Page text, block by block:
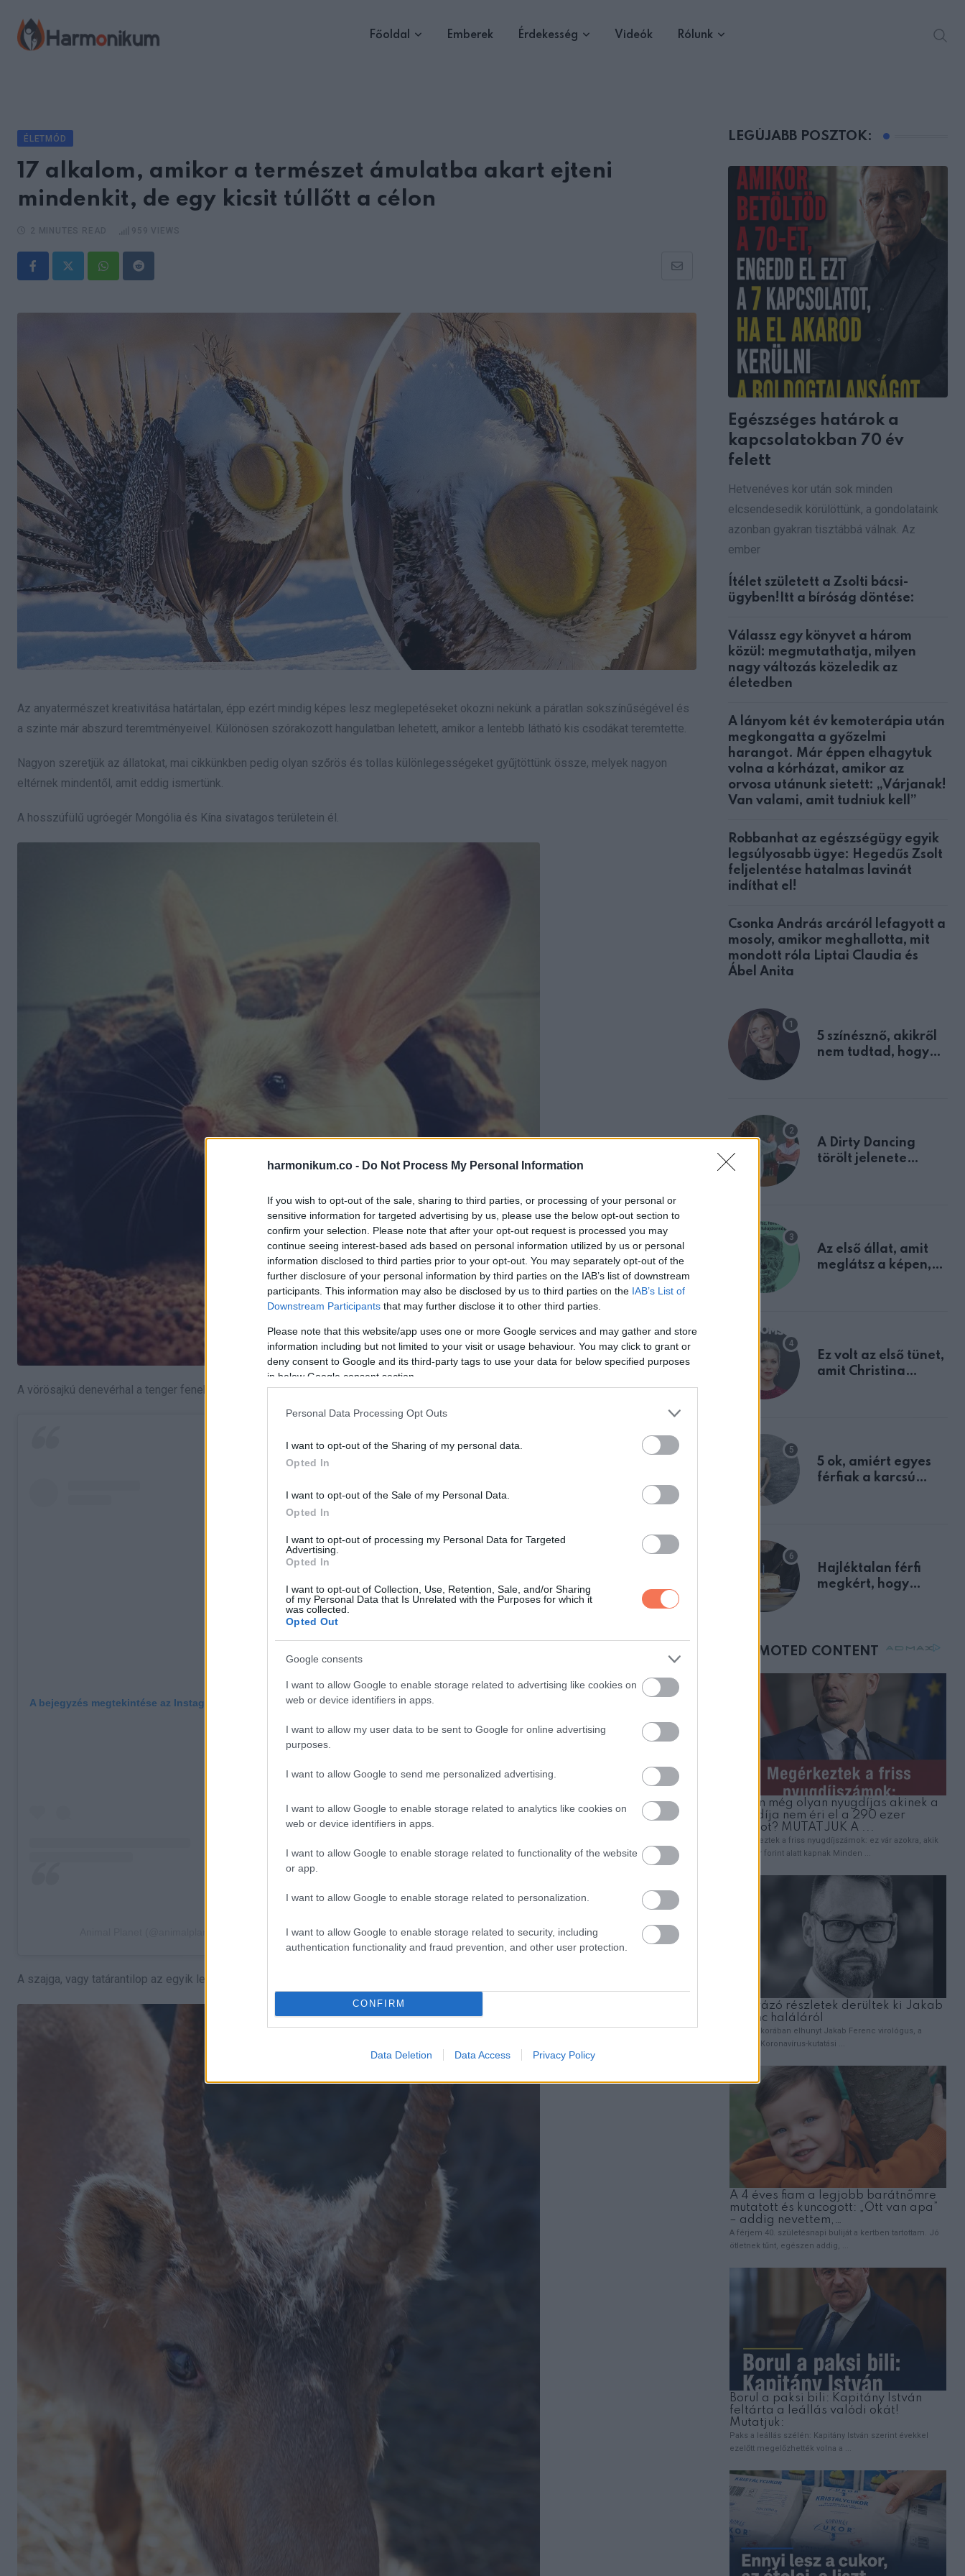
harmonikum.co - Do Not Process My Personal Information
If you wish to opt-out of the sale, sharing to third parties, or processing of your personal or
sensitive information for targeted advertising by us, please use the below opt-out section to
confirm your selection. Please note that after your opt-out request is processed you may
continue seeing interest-based ads based on personal information utilized by us or personal
information disclosed to third parties prior to your opt-out. You may separately opt-out of the
further disclosure of your personal information by third parties on the IAB’s list of downstream
participants. This information may also be disclosed by us to third parties on the IAB’s List of
Downstream Participants that may further disclose it to other third parties.
Please note that this website/app uses one or more Google services and may gather and store
information including but not limited to your visit or usage behaviour. You may click to grant or
deny consent to Google and its third-party tags to use your data for below specified purposes
in below Google consent section.
Personal Data Processing Opt Outs
I want to opt-out of the Sharing of my personal data.
Opted In
I want to opt-out of the Sale of my Personal Data.
Opted In
I want to opt-out of processing my Personal Data for Targeted
Advertising.
Opted In
I want to opt-out of Collection, Use, Retention, Sale, and/or Sharing
of my Personal Data that Is Unrelated with the Purposes for which it
was collected.
Opted Out
Google consents
I want to allow Google to enable storage related to advertising like cookies on
web or device identifiers in apps.
I want to allow my user data to be sent to Google for online advertising
purposes.
I want to allow Google to send me personalized advertising.
I want to allow Google to enable storage related to analytics like cookies on
web or device identifiers in apps.
I want to allow Google to enable storage related to functionality of the website
or app.
I want to allow Google to enable storage related to personalization.
I want to allow Google to enable storage related to security, including
authentication functionality and fraud prevention, and other user protection.
CONFIRM
Data Deletion Data Access Privacy Policy
content
Főoldal Emberek Érdekesség Videók Rólunk
ÉLETMÓD
17 alkalom, amikor a természet ámulatba akart ejteni
mindenkit, de egy kicsit túllőtt a célon
WhatsappReddit
Share
Email
Az anyatermészet kreativitása határtalan, épp ezért mindig képes lesz meglepetéseket okozni nekünk a páratlan sokszínűségével és
a szinte már abszurd teremtményeivel. Különösen szórakozott hangulatban lehetett, amikor a lentebb látható kis csodákat teremtette.
Nagyon szeretjük az állatokat, mai cikkünkben pedig olyan szőrös és tollas különlegességeket gyűjtöttünk össze, melyek nagyon
eltérnek mindentől, amit eddig ismertünk.
A hosszúfülű ugróegér Mongólia és Kína sivatagos területein él.
A vörösajkú denevérhal a tenger fenekén él, nagyjából 100 méteres mélységben.
A bejegyzés megtekintése az Instagramon
Animal Planet (@animalplanet) által megosztott bejegyzés
A szajga, vagy tatárantilop az egyik legrégebbi (ma is élő) képviselője a mammut korszaknak.
LEGÚJABB POSZTOK:
Egészséges határok a
kapcsolatokban 70 év
felett
Hetvenéves kor után sok minden
elcsendesedik körülöttünk, a gondolataink
azonban gyakran tisztábbá válnak. Az
ember
Ítélet született a Zsolti bácsi-
ügyben!Itt a bíróság döntése:
Válassz egy könyvet a három
közül: megmutathatja, milyen
nagy változás közeledik az
életedben
A lányom két év kemoterápia után
megkongatta a győzelmi
harangot. Már éppen elhagytuk
volna a kórházat, amikor az
orvosa utánunk sietett: „Várjanak!
Van valami, amit tudniuk kell”
Robbanhat az egészségügy egyik
legsúlyosabb ügye: Hegedűs Zsolt
feljelentése hatalmas lavinát
indíthat el!
Csonka András arcáról lefagyott a
mosoly, amikor meghallotta, mit
mondott róla Liptai Claudia és
Ábel Anita
5 színésznő, akikről
nem tudtad, hogy
A Dirty Dancing
törölt jelenete
Az első állat, amit
meglátsz a képen,
Ez volt az első tünet,
amit Christina
5 ok, amiért egyes
férfiak a karcsú
Hajléktalan férfi
megkért, hogy
mellettem ült az első